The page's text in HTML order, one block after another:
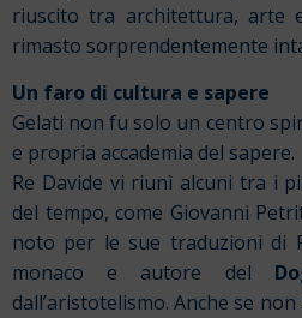
riuscito tra architettura, arte
rimasto sorprendentemente
Un faro di cultura e sapere
Gelati non fu solo un centro
e propria accademia del sapere.
Re Davide vi riunì alcuni tra i
del tempo, come Giovanni
noto per le sue traduzioni di
monaco e autore del
dall’aristotelismo. Anche se